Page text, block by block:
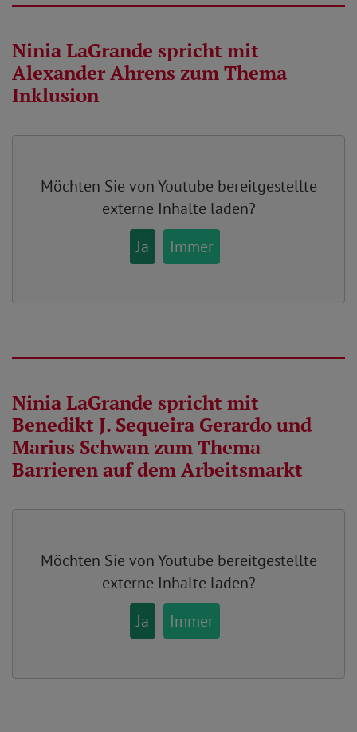
Ninia LaGrande spricht mit
Alexander Ahrens zum Thema
Inklusion
Möchten Sie vonYoutube bereitgestellte
externe Inhalte laden?
Ja
Immer
Ninia LaGrande spricht mit
Benedikt J. Sequeira Gerardo und
Marius Schwan zum Thema
Barrieren auf dem Arbeitsmarkt
Möchten Sie vonYoutube bereitgestellte
externe Inhalte laden?
Ja
Immer